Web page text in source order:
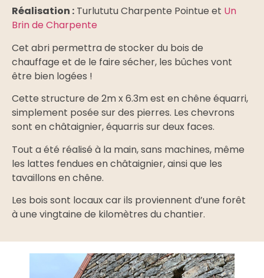
Réalisation : Turlututu Charpente Pointue et Un
Brin de Charpente
Cet abri permettra de stocker du bois de
chauffage et de le faire sécher, les bûches vont
être bien logées !
Cette structure de 2m x 6.3m est en chêne équarri,
simplement posée sur des pierres. Les chevrons
sont en châtaignier, équarris sur deux faces.
Tout a été réalisé à la main, sans machines, même
les lattes fendues en châtaignier, ainsi que les
tavaillons en chêne.
Les bois sont locaux car ils proviennent d’une forêt
à une vingtaine de kilomètres du chantier.